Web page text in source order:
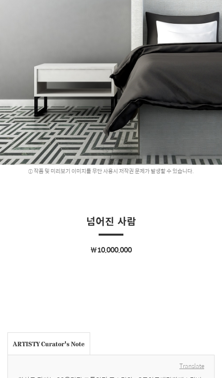
작품 및 미리보기 이미지를 무단 사용시 저작권 문제가 발생할 수 있습니다.
넘어진 사람
￦10,000,000
ARTISTY Curator's Note
Translate